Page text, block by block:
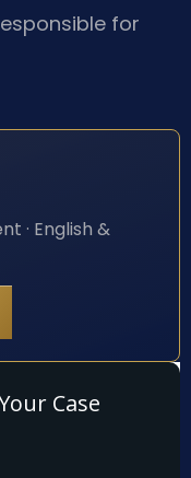
for
· English &